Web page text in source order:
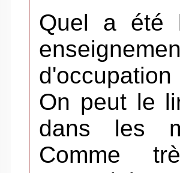
Quel a été
On peut le
dans les
Comme